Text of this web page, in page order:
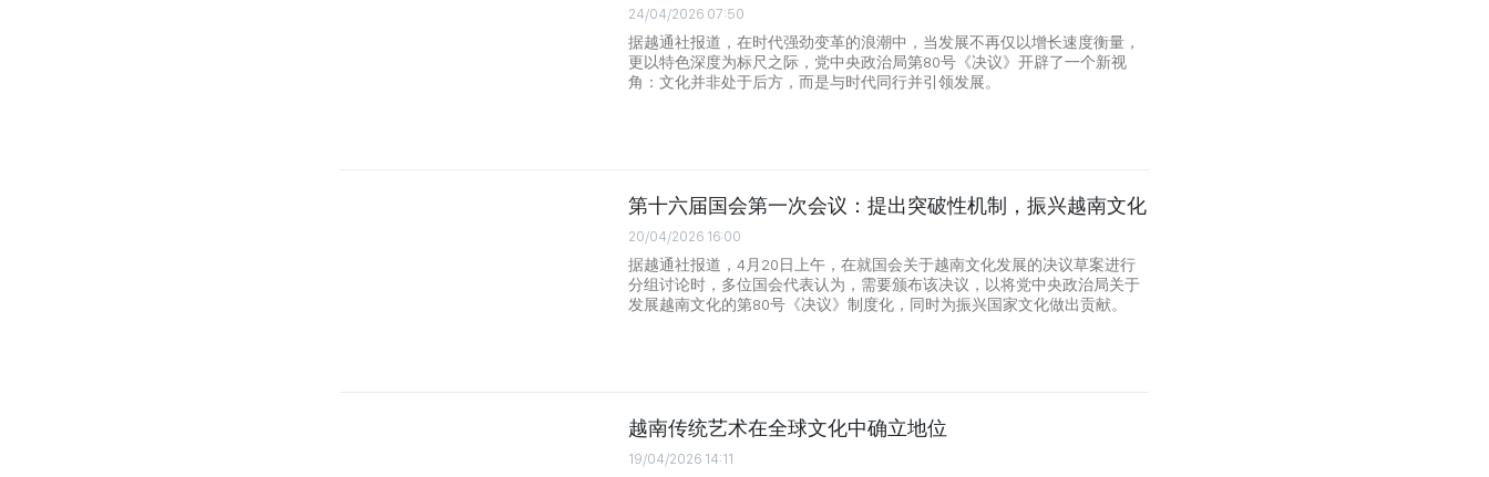
24/04/2026 07:50
据越通社报道，在时代强劲变革的浪潮中，当发展不再仅以增长速度衡量，
更以特色深度为标尺之际，党中央政治局第80号《决议》开辟了一个新视
角：文化并非处于后方，而是与时代同行并引领发展。
第十六届国会第一次会议：提出突破性机制，振兴越南文化
20/04/2026 16:00
据越通社报道，4月20日上午，在就国会关于越南文化发展的决议草案进行
分组讨论时，多位国会代表认为，需要颁布该决议，以将党中央政治局关于
发展越南文化的第80号《决议》制度化，同时为振兴国家文化做出贡献。
越南传统艺术在全球文化中确立地位
19/04/2026 14:11